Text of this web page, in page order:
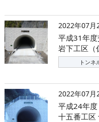
2022年07月
平成31年
岩下工区（
トン
2022年07月
平成24年
十五番工区